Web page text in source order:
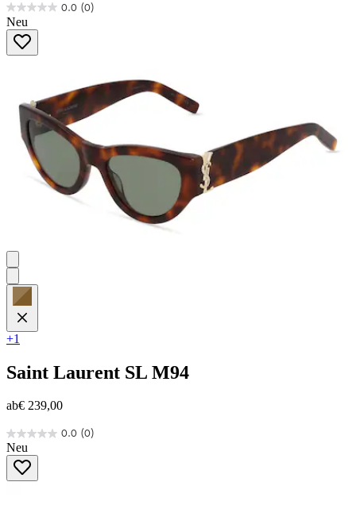
0.0 (0)
0.0
von
Sternen.
Neu
+1
Saint Laurent SL M94
ab€ 239,00
0.0 (0)
0.0
von
Sternen.
Neu